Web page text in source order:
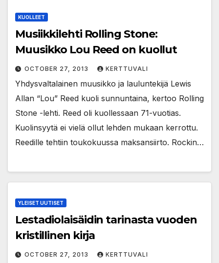
KUOLLEET
Musiikkilehti Rolling Stone:
Muusikko Lou Reed on kuollut
OCTOBER 27, 2013 KERTTUVALI
Yhdysvaltalainen muusikko ja lauluntekijä Lewis
Allan “Lou” Reed kuoli sunnuntaina, kertoo Rolling
Stone -lehti. Reed oli kuollessaan 71-vuotias.
Kuolinsyytä ei vielä ollut lehden mukaan kerrottu.
Reedille tehtiin toukokuussa maksansiirto. Rockin…
YLEISET UUTISET
Lestadiolaisäidin tarinasta vuoden
kristillinen kirja
OCTOBER 27, 2013 KERTTUVALI